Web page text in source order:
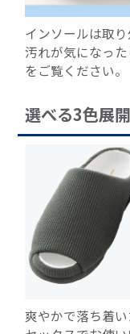
インソールは取
汚れが気になっ
をご覧ください。
選べる3色展開
爽やかで落ち着